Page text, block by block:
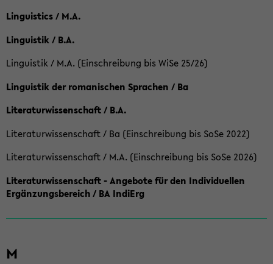
Linguistics / M.A.
Linguistik / B.A.
Linguistik / M.A. (Einschreibung bis WiSe 25/26)
Linguistik der romanischen Sprachen / Ba
Literaturwissenschaft / B.A.
Literaturwissenschaft / Ba (Einschreibung bis SoSe 2022)
Literaturwissenschaft / M.A. (Einschreibung bis SoSe 2026)
Literaturwissenschaft - Angebote für den Individuellen
Ergänzungsbereich / BA IndiErg
M